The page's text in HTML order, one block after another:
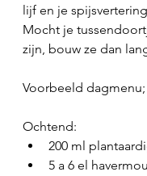
lijf en je
Mocht je
zijn, bouw ze dan
Voorbeeld dagmenu;
Ochtend:
200 ml
5 a 6 el